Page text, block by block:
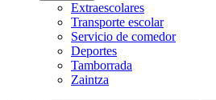
Extraescolares
Transporte escolar
Servicio de comedor
Deportes
Tamborrada
Zaintza